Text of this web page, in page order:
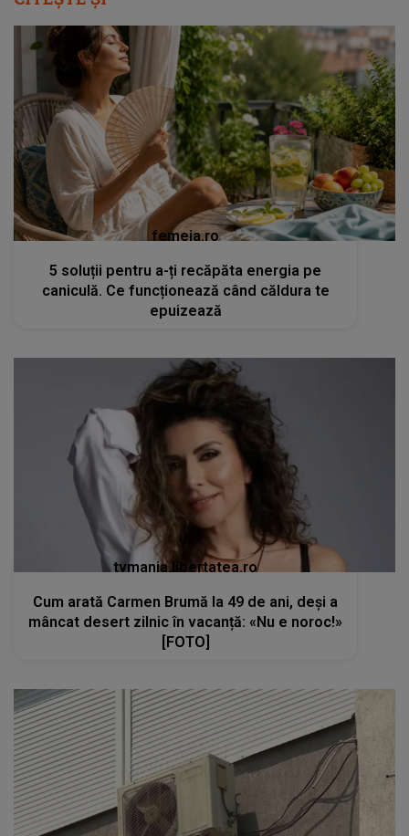
femeia.ro
5 soluții pentru a-ți recăpăta energia pe
caniculă. Ce funcționează când căldura te
epuizează
tvmania.libertatea.ro
Cum arată Carmen Brumă la 49 de ani, deși a
mâncat desert zilnic în vacanță: «Nu e noroc!»
[FOTO]